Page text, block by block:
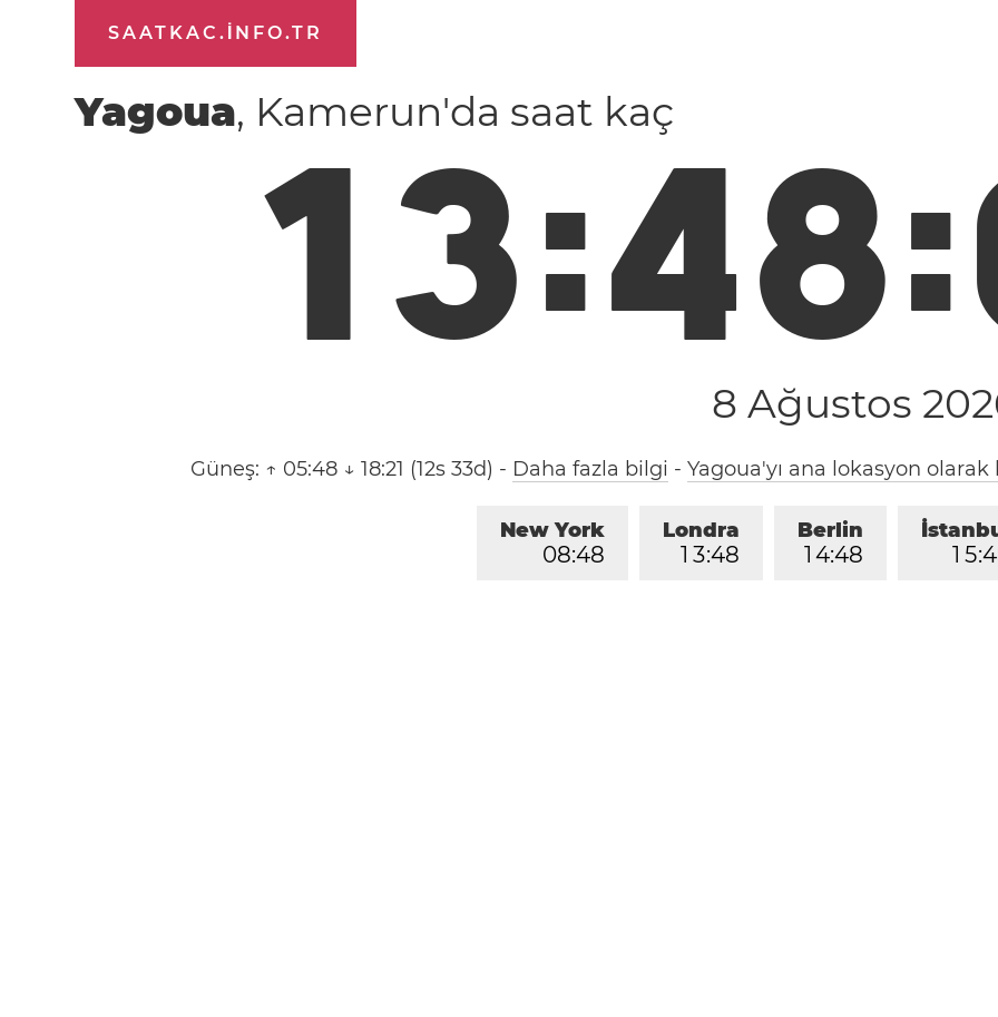
SAATKAC.INFO.TR
Yagoua, Kamerun'da saat kaç
13:48:
8 Ağustos
Güneş: ↑ 05:48 ↓ 18:21 (12s 33d) - Daha fazla bilgi - Yagoua'yı ana lokasyon
1 5:4
Berlin
1 4:48
Londra
1 3:48
New York
08:48